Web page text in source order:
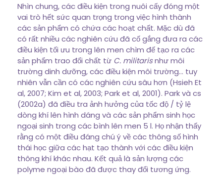
Nhìn chung, các điều kiện trong nuôi cấy đóng một
vai trò hết sức quan trọng trong việc hình thành
các sản phẩm có chứa các hoạt chất. Mặc dù đã
có rất nhiều các nghiên cứu đã cố gắng đưa ra các
điều kiện tối ưu trong lên men chìm đế tạo ra các
sản phẩm trao đổi chất từ C. militarisnhư môi
trường dinh dưỡng, các điều kiện môi trường… tuy
nhiên vẫn cần có các nghiên cứu sâu hơn (Hsieh Et
al, 2007; Kim et al, 2003; Park et al, 2001). Park và cs
(2002a) đã điều tra ảnh hưởng của tốc độ / tỷ lệ
dòng khí lên hình dáng và các sản phẩm sinh học
ngoại sinh trong các bình lên men 5 l. Họ nhận thấy
rằng có một điều đáng chú ý về các thông số hình
thái học giữa các hạt tạo thành với các điều kiện
thông khí khác nhau. Kết quả là sản lượng các
polyme ngoại bào đã được thay đổi tương ứng.